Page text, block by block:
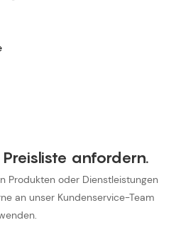
anfordern.
Produkten oder Dienstleistungen
an unser Kundenservice-Team